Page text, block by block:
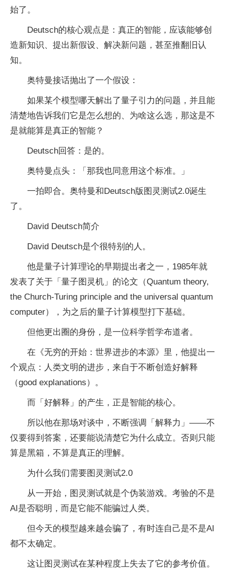
始了。
Deutsch的核心观点是：真正的智能，应该能够创
造新知识、提出新假设、解决新问题，甚至推翻旧认
知。
奥特曼接话抛出了一个假设：
如果某个模型哪天解出了量子引力的问题，并且能
清楚地告诉我们它是怎么想的、为啥这么选，那这是不
是就能算是真正的智能？
Deutsch回答：是的。
奥特曼点头：「那我也同意用这个标准。」
一拍即合。奥特曼和Deutsch版图灵测试2.0诞生
了。
David Deutsch简介
David Deutsch是个很特别的人。
他是量子计算理论的早期提出者之一，1985年就
发表了关于「量子图灵机」的论文（Quantum theory,
the Church-Turing principle and the universal quantum
computer），为之后的量子计算模型打下基础。
但他更出圈的身份，是一位科学哲学布道者。
在《无穷的开始：世界进步的本源》里，他提出一
个观点：人类文明的进步，来自于不断创造好解释
（good explanations）。
而「好解释」的产生，正是智能的核心。
所以他在那场对谈中，不断强调「解释力」——不
仅要得到答案，还要能说清楚它为什么成立。否则只能
算是黑箱，不算是真正的理解。
为什么我们需要图灵测试2.0
从一开始，图灵测试就是个伪装游戏。考验的不是
AI是否聪明，而是它能不能骗过人类。
但今天的模型越来越会骗了，有时连自己是不是AI
都不太确定。
这让图灵测试在某种程度上失去了它的参考价值。